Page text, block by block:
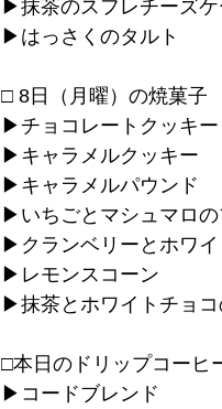
▶︎抹茶のスフレチーズケ
▶︎はっさくのタルト
□ 8日（月曜）の焼菓子
▶︎チョコレートクッキー
▶︎キャラメルクッキー
▶︎キャラメルパウンド
▶︎いちごとマシュマロ
▶︎クランベリーとホワ
▶︎レモンスコーン
▶︎抹茶とホワイトチョ
□本日のドリップコーヒ
▶︎コードブレンド